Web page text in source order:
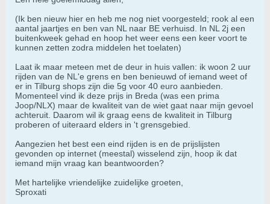
(Ik ben nieuw hier en heb me nog niet voorgesteld; rook al een
aantal jaartjes en ben van NL naar BE verhuisd. In NL 2j een
buitenkweek gehad en hoop het weer eens een keer voort te
kunnen zetten zodra middelen het toelaten)
Laat ik maar meteen met de deur in huis vallen: ik woon 2 uur
rijden van de NL'e grens en ben benieuwd of iemand weet of
er in Tilburg shops zijn die 5g voor 40 euro aanbieden.
Momenteel vind ik deze prijs in Breda (was een prima
Joop/NLX) maar de kwaliteit van de wiet gaat naar mijn gevoel
achteruit. Daarom wil ik graag eens de kwaliteit in Tilburg
proberen of uiteraard elders in 't grensgebied.
Aangezien het best een eind rijden is en de prijslijsten
gevonden op internet (meestal) wisselend zijn, hoop ik dat
iemand mijn vraag kan beantwoorden?
Met hartelijke vriendelijke zuidelijke groeten,
Sproxati